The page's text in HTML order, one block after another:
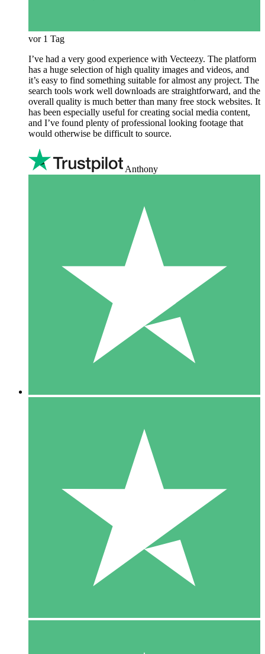
vor 1 Tag
I’ve had a very good experience with Vecteezy. The platform
has a huge selection of high quality images and videos, and
it’s easy to find something suitable for almost any project. The
search tools work well downloads are straightforward, and the
overall quality is much better than many free stock websites. It
has been especially useful for creating social media content,
and I’ve found plenty of professional looking footage that
would otherwise be difficult to source.
Anthony